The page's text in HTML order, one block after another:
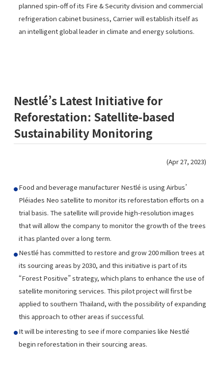
planned spin-off of its Fire & Security division and commercial
refrigeration cabinet business, Carrier will establish itself as
an intelligent global leader in climate and energy solutions.
Nestlé’s Latest Initiative for
Reforestation: Satellite-based
Sustainability Monitoring
(Apr 27, 2023)
Food and beverage manufacturer Nestlé is using Airbus’
Pléiades Neo satellite to monitor its reforestation efforts on a
trial basis. The satellite will provide high-resolution images
that will allow the company to monitor the growth of the trees
it has planted over a long term.
Nestlé has committed to restore and grow 200 million trees at
its sourcing areas by 2030, and this initiative is part of its
“Forest Positive” strategy, which plans to enhance the use of
satellite monitoring services. This pilot project will first be
applied to southern Thailand, with the possibility of expanding
this approach to other areas if successful.
It will be interesting to see if more companies like Nestlé
begin reforestation in their sourcing areas.